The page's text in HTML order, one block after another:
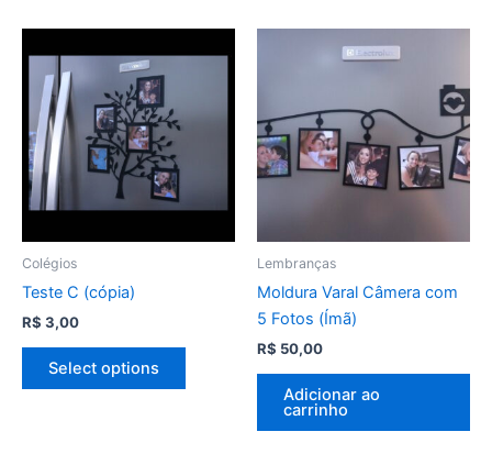
Colégios
Teste C (cópia)
R$ 3,00
Select options
Lembranças
Moldura Varal Câmera com
5 Fotos (Ímã)
R$ 50,00
Adicionar ao
carrinho